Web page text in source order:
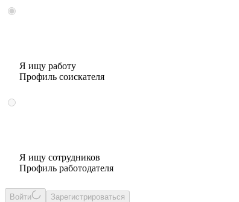
Я ищу работу
Профиль соискателя
Я ищу сотрудников
Профиль работодателя
Войти Зарегистрироваться